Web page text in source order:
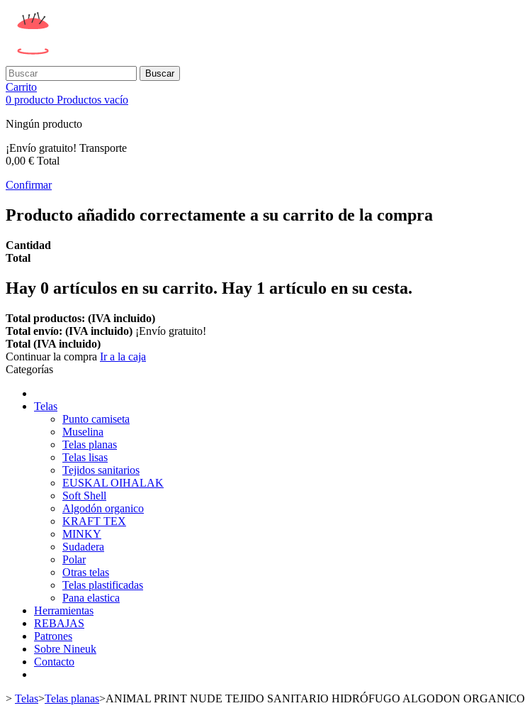
Buscar
Carrito
0 producto Productos vacío
Ningún producto
¡Envío gratuito! Transporte
0,00 € Total
Confirmar
Producto añadido correctamente a su carrito de la compra
Cantidad
Total
Hay 0 artículos en su carrito. Hay 1 artículo en su cesta.
Total productos: (IVA incluido)
Total envío: (IVA incluido) ¡Envío gratuito!
Total (IVA incluido)
Continuar la compra Ir a la caja
Categorías
Telas
Punto camiseta
Muselina
Telas planas
Telas lisas
Tejidos sanitarios
EUSKAL OIHALAK
Soft Shell
Algodón organico
KRAFT TEX
MINKY
Sudadera
Polar
Otras telas
Telas plastificadas
Pana elastica
Herramientas
REBAJAS
Patrones
Sobre Nineuk
Contacto
> Telas>Telas planas>ANIMAL PRINT NUDE TEJIDO SANITARIO HIDRÓFUGO ALGODON ORGANICO